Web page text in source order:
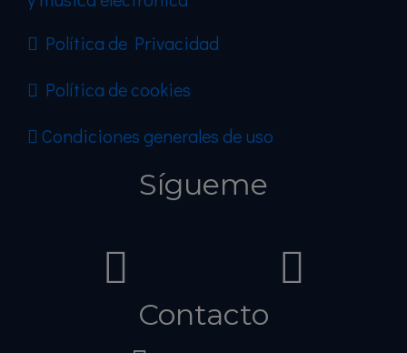
Política de Privacidad
Política de cookies
Condiciones generales de uso
Sígueme
Contacto